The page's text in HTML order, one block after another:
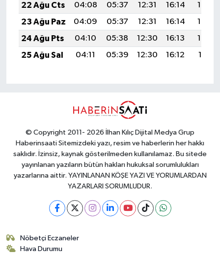
22 Ağu Cts
04:08 05:37 12:31 16:14
19:15
23 Ağu Paz
04:09 05:37 12:31 16:14
19:14
24 Ağu Pts
04:10 05:38 12:30 16:13
19:13
25 Ağu Sal
04:11 05:39 12:30 16:12 19:11
© Copyright 2011- 2026 İlhan Kılıç Dijital Medya Grup
Haberinsaati Sitemizdeki yazı, resim ve haberlerin her hakkı
saklıdır. İzinsiz, kaynak gösterilmeden kullanılamaz. Bu sitede
yayınlanan yazıların bütün hakları hukuksal sorumlulukları
yazarlarına aittir. YAYINLANAN KÖŞE YAZI VE YORUMLARDAN
YAZARLARI SORUMLUDUR.
Nöbetçi Eczaneler
Hava Durumu